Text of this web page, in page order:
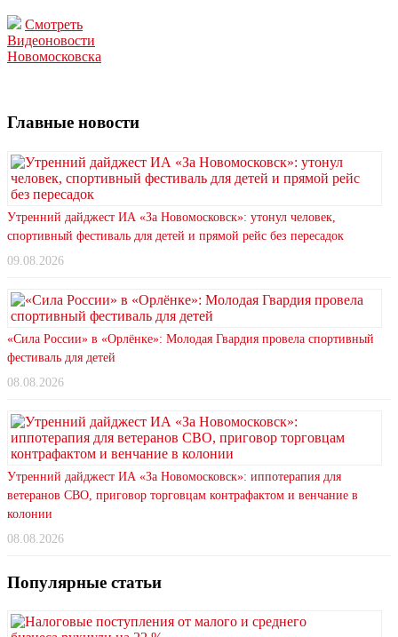
Смотреть
Видеоновости
Новомосковска
Главные новости
Утренний дайджест ИА «За Новомосковск»: утонул человек,
спортивный фестиваль для детей и прямой рейс без пересадок
09.08.2026
«Сила России» в «Орлёнке»: Молодая Гвардия провела спортивный
фестиваль для детей
08.08.2026
Утренний дайджест ИА «За Новомосковск»: иппотерапия для
ветеранов СВО, приговор торговцам контрафактом и венчание в
колонии
08.08.2026
Популярные статьи